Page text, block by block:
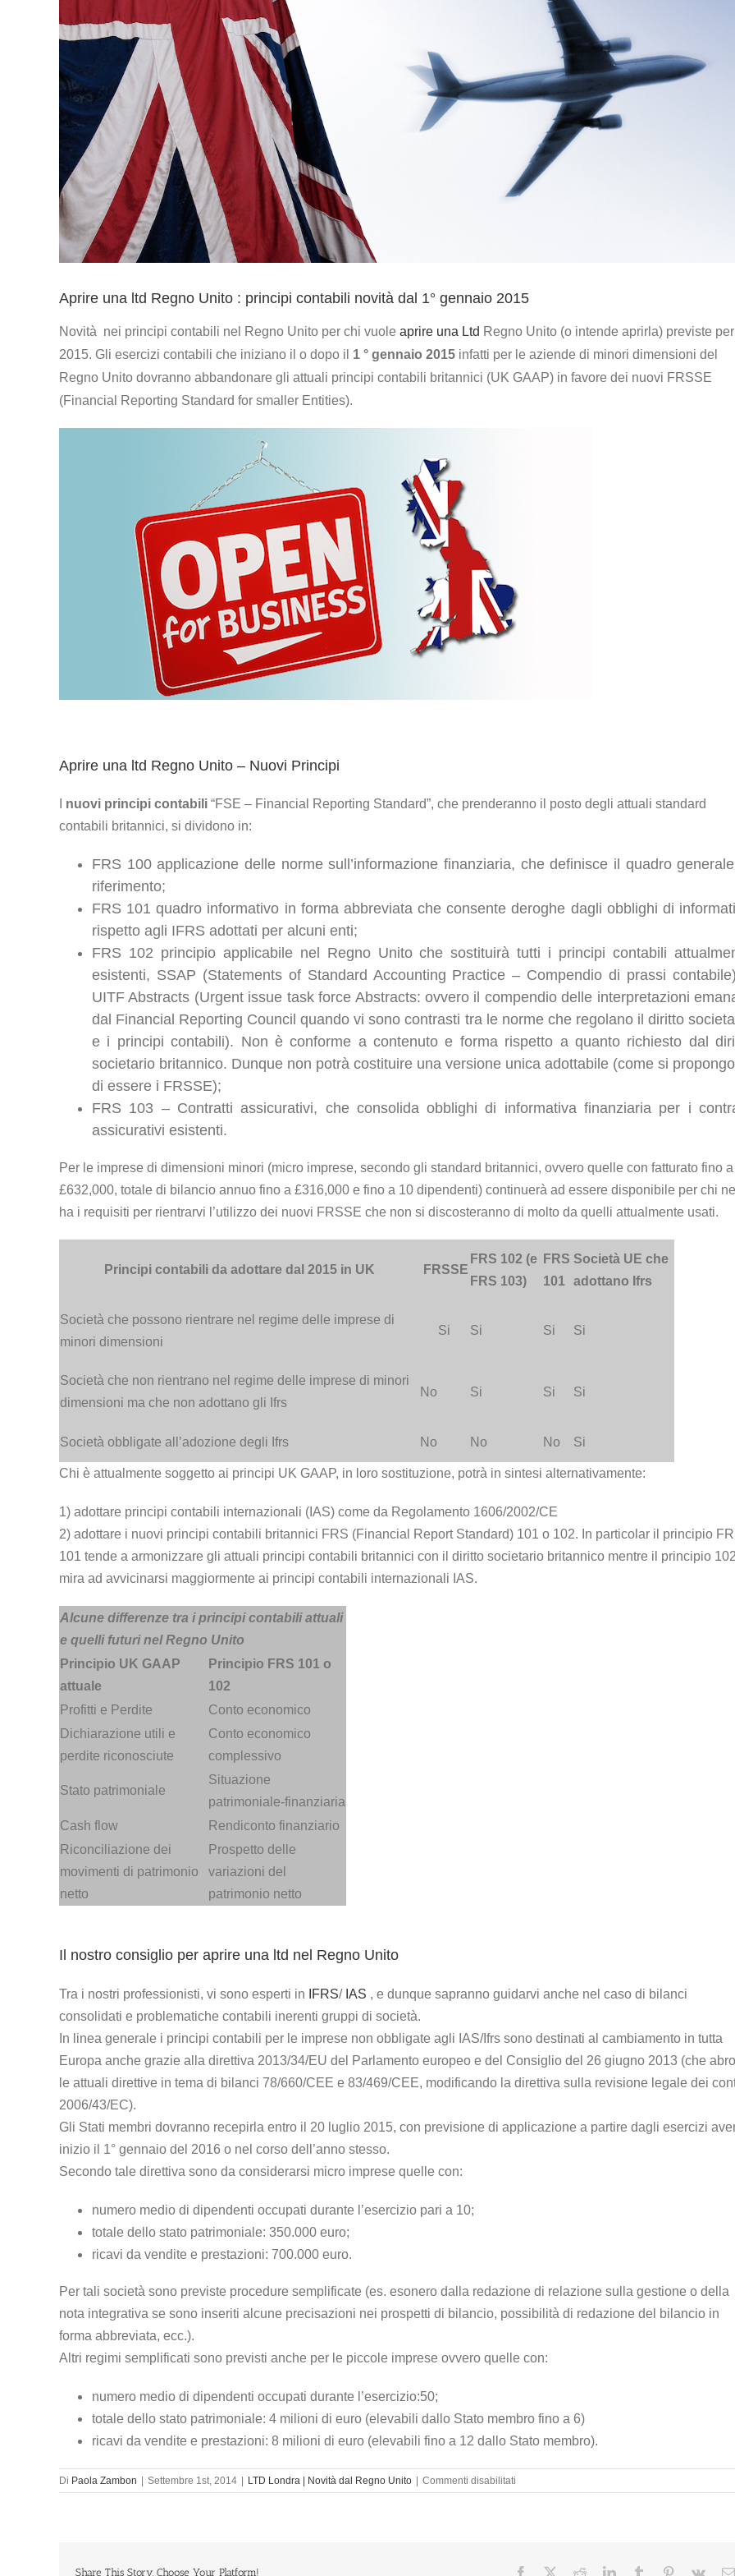
Aprire una ltd Regno Unito : principi contabili novità dal 1° gennaio 2015
Novità nei principi contabili nel Regno Unito per chi vuole aprire una Ltd Regno Unito (o intende aprirla) previste
2015. Gli esercizi contabili che iniziano il o dopo il 1 ° gennaio 2015 infatti per le aziende di minori dimensioni del
Regno Unito dovranno abbandonare gli attuali principi contabili britannici (UK GAAP) in favore dei nuovi FRSSE
(Financial Reporting Standard for smaller Entities).
Aprire una ltd Regno Unito – Nuovi Principi
nuovi principi contabili “FSE – Financial Reporting Standard”, che prenderanno il posto degli attuali standard
contabili britannici, si dividono in:
FRS 100 applicazione delle norme sull’informazione finanziaria, che definisce il quadro
riferimento;
FRS 101 quadro informativo in forma abbreviata che consente deroghe dagli obblighi di
rispetto agli IFRS adottati per alcuni enti;
FRS 102 principio applicabile nel Regno Unito che sostituirà tutti i principi contabili
esistenti, SSAP (Statements of Standard Accounting Practice – Compendio di prassi
UITF Abstracts (Urgent issue task force Abstracts: ovvero il compendio delle interpretazioni
dal Financial Reporting Council quando vi sono contrasti tra le norme che regolano il diritto
e i principi contabili). Non è conforme a contenuto e forma rispetto a quanto richiesto dal
societario britannico. Dunque non potrà costituire una versione unica adottabile (come si
di essere i FRSSE);
FRS 103 – Contratti assicurativi, che consolida obblighi di informativa finanziaria per i
assicurativi esistenti.
Per le imprese di dimensioni minori (micro imprese, secondo gli standard britannici, ovvero quelle con fatturato fino a
£632,000, totale di bilancio annuo fino a £316,000 e fino a 10 dipendenti) continuerà ad essere disponibile per chi ne
ha i requisiti per rientrarvi l’utilizzo dei nuovi FRSSE che non si discosteranno di molto da quelli attualmente usati.
Principi contabili da adottare dal 2015 in UK FRSSE
FRS 102 (e
FRS 103)
FRS
101
Società UE che
adottano Ifrs
Società che possono rientrare nel regime delle imprese di
minori dimensioni
Si Si Si Si
Società che non rientrano nel regime delle imprese di minori
dimensioni ma che non adottano gli Ifrs
No Si Si Si
Società obbligate all’adozione degli Ifrs No No No Si
Chi è attualmente soggetto ai principi UK GAAP, in loro sostituzione, potrà in sintesi alternativamente:
1) adottare principi contabili internazionali (IAS) come da Regolamento 1606/2002/CE
2) adottare i nuovi principi contabili britannici FRS (Financial Report Standard) 101 o 102. In particolar il principio
101 tende a armonizzare gli attuali principi contabili britannici con il diritto societario britannico mentre il principio
mira ad avvicinarsi maggiormente ai principi contabili internazionali IAS.
Alcune differenze tra i principi contabili attuali
e quelli futuri nel Regno Unito
Principio UK GAAP
attuale
Principio FRS 101 o
102
Profitti e Perdite
Conto economico
Dichiarazione utili e
perdite riconosciute
Conto economico
complessivo
Stato patrimoniale
Situazione
patrimoniale-finanziaria
Cash flow
Rendiconto finanziario
Riconciliazione dei
movimenti di patrimonio
netto
Prospetto delle
variazioni del
patrimonio netto
Il nostro consiglio per aprire una ltd nel Regno Unito
Tra i nostri professionisti, vi sono esperti in IFRS/ IAS , e dunque sapranno guidarvi anche nel caso di bilanci
consolidati e problematiche contabili inerenti gruppi di società.
In linea generale i principi contabili per le imprese non obbligate agli IAS/Ifrs sono destinati al cambiamento in tutta
Europa anche grazie alla direttiva 2013/34/EU del Parlamento europeo e del Consiglio del 26 giugno 2013 (che
le attuali direttive in tema di bilanci 78/660/CEE e 83/469/CEE, modificando la direttiva sulla revisione legale dei
2006/43/EC).
Gli Stati membri dovranno recepirla entro il 20 luglio 2015, con previsione di applicazione a partire dagli esercizi
inizio il 1° gennaio del 2016 o nel corso dell’anno stesso.
Secondo tale direttiva sono da considerarsi micro imprese quelle con:
numero medio di dipendenti occupati durante l’esercizio pari a 10;
totale dello stato patrimoniale: 350.000 euro;
ricavi da vendite e prestazioni: 700.000 euro.
Per tali società sono previste procedure semplificate (es. esonero dalla redazione di relazione sulla gestione o della
nota integrativa se sono inseriti alcune precisazioni nei prospetti di bilancio, possibilità di redazione del bilancio in
forma abbreviata, ecc.).
Altri regimi semplificati sono previsti anche per le piccole imprese ovvero quelle con:
numero medio di dipendenti occupati durante l’esercizio:50;
totale dello stato patrimoniale: 4 milioni di euro (elevabili dallo Stato membro fino a 6)
ricavi da vendite e prestazioni: 8 milioni di euro (elevabili fino a 12 dallo Stato membro).
Di Paola Zambon Settembre 1st, 2014 LTD Londra | Novità dal Regno Unito Commenti disabilitati
Aprire
Share This Story, Choose Your Platform! Facebook RedditLinkedInTumblr Pinterest
Vk